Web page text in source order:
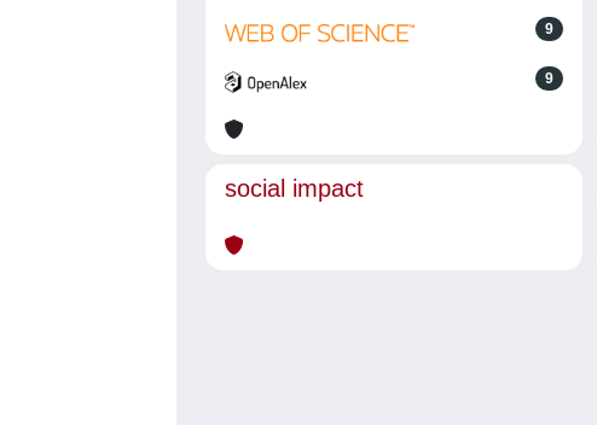
9
9
social impact